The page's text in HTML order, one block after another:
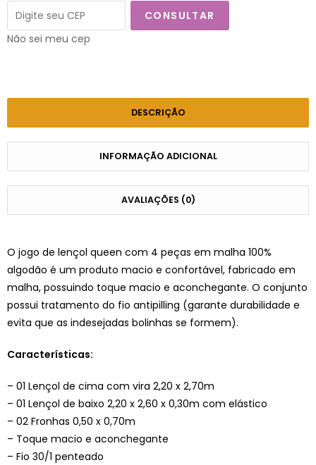
CONSULTAR
Não sei meu cep
DESCRIÇÃO
INFORMAÇÃO ADICIONAL
AVALIAÇÕES (0)
O jogo de lençol queen com 4 peças em malha 100%
algodão é um produto macio e confortável, fabricado em
malha, possuindo toque macio e aconchegante. O conjunto
possui tratamento do fio antipilling (garante durabilidade e
evita que as indesejadas bolinhas se formem).
Características:
– 01 Lençol de cima com vira 2,20 x 2,70m
– 01 Lençol de baixo 2,20 x 2,60 x 0,30m com elástico
– 02 Fronhas 0,50 x 0,70m
– Toque macio e aconchegante
– Fio 30/1 penteado